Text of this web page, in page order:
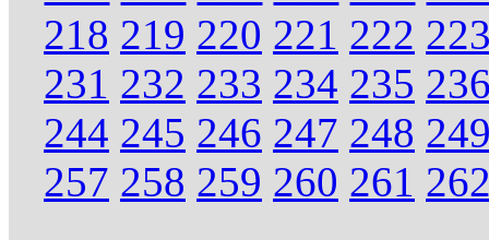
218 219 220 221 222
231 232 233 234 235
244 245 246 247 248
257 258 259 260 261